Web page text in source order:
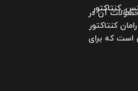
,کنتاکتور
آن در
کنتاکتور
است که برای